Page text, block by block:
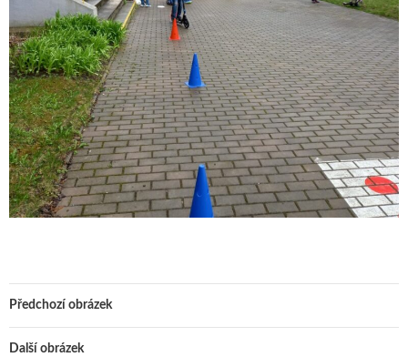
Předchozí obrázek
Další obrázek